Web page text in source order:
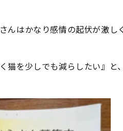
んはかなり感情の起伏が激し
猫を少しでも減らしたい』と